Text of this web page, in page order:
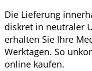
Die Lieferung
diskret in neutraler
erhalten Sie Ihre
Werktagen. So
online kaufen.